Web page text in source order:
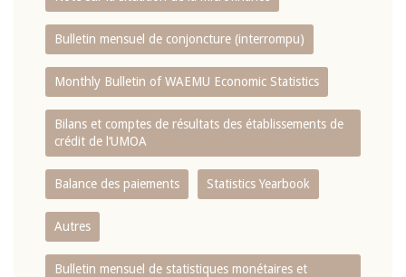
Bulletin mensuel de conjoncture (interrompu)
Monthly Bulletin of WAEMU Economic Statistics
Bilans et comptes de résultats des établissements de
crédit de l‘UMOA
Balance des paiements Statistics Yearbook
Autres
Bulletin mensuel de statistiques monétaires et